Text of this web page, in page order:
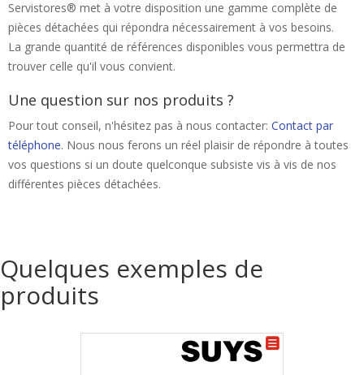
Servistores® met à votre disposition une gamme complète de
pièces détachées qui répondra nécessairement à vos besoins.
La grande quantité de références disponibles vous permettra de
trouver celle qu'il vous convient.
Une question sur nos produits ?
Pour tout conseil, n'hésitez pas à nous contacter: Contact par
téléphone. Nous nous ferons un réel plaisir de répondre à toutes
vos questions si un doute quelconque subsiste vis à vis de nos
différentes pièces détachées.
Quelques exemples de
produits